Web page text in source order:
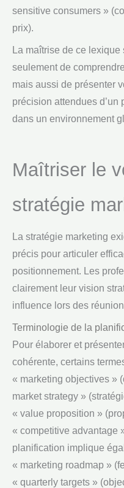
sensitive consumers »
prix).
La maîtrise de ce
seulement de
mais aussi de présenter
précision attendues
dans un environnement
Maîtriser le
stratégie
La stratégie marketing
précis pour articuler
positionnement. Les
clairement leur vision
influence lors des
Terminologie de la
Pour élaborer et
cohérente, certains
« marketing objectives »
market strategy »
« value proposition »
« competitive advantage
planification implique
« marketing roadmap »
« quarterly targets »